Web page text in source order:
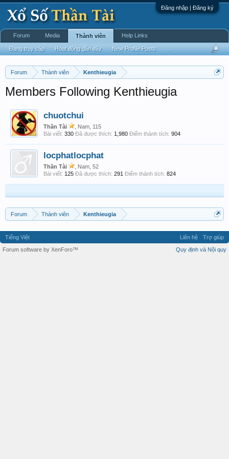
Đăng nhập | Đăng ký
Forum Thành viên Kenthieugia
Members Following Kenthieugia
chuotchui
Thần Tài
, Nam, 115
Bài viết: 330 Đã được thích: 1,980 Điểm thành tích: 904
locphatlocphat
Thần Tài
, Nam, 52
Bài viết: 125 Đã được thích: 291 Điểm thành tích: 824
Forum Thành viên Kenthieugia
Forum Media Thành viên
Đang truy cập Hoạt động gần đây New Profile Posts
Help Links
Tiếng Việt Liên hệ
Trợ giúp
Quy định và Nội quy
Forum software by XenForo™